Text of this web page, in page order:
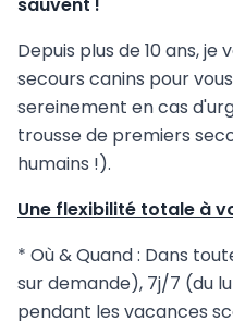
​Depuis plus de 10 ans,
secours canins pour
sereinement en cas
trousse de premiers
humains !).
​Une flexibilité totale à
* ​Où & Quand : Dans
sur demande), 7j/7 (du
pendant les vacances